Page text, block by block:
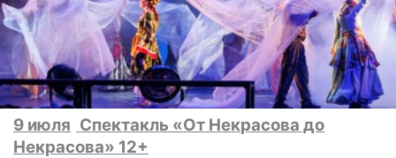
9 июля Спектакль «От Некрасова до
Некрасова» 12+